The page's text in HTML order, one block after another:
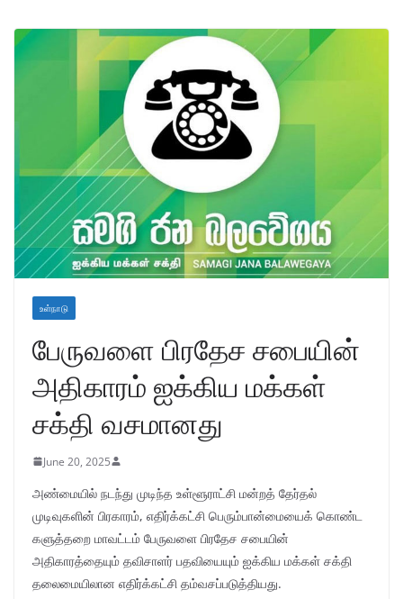
உள்நாடு
பேருவளை பிரதேச சபையின்
அதிகாரம் ஐக்கிய மக்கள்
சக்தி வசமானது
June 20, 2025
அண்மையில் நடந்து முடிந்த உள்ளூராட்சி மன்றத் தேர்தல்
முடிவுகளின் பிரகாரம், எதிர்க்கட்சி பெரும்பான்மையைக் கொண்ட
களுத்தறை மாவட்டம் பேருவளை பிரதேச சபையின்
அதிகாரத்தையும் தவிசாளர் பதவியையும் ஐக்கிய மக்கள் சக்தி
தலைமையிலான எதிர்க்கட்சி தம்வசப்படுத்தியது.